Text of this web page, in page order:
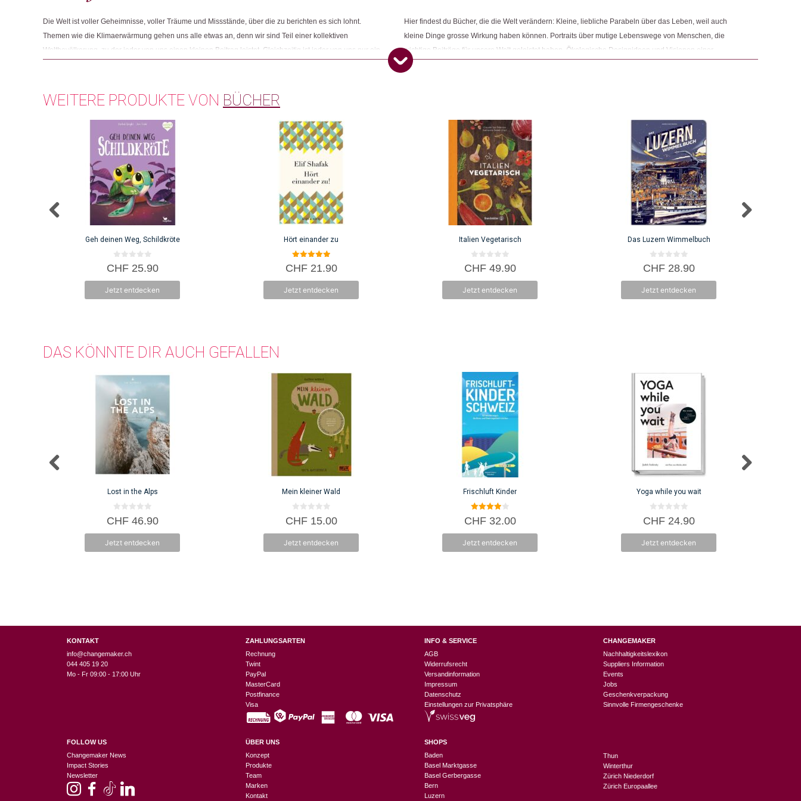
Weitere Produkte shoppen, die diesem Changemaker Kriterium entsprechen:
Dieses Produkt weiterempfehlen:
Die Welt ist voller Geheimnisse, voller Träume und Missstände, über die zu berichten es sich lohnt.
Themen wie die Klimaerwärmung gehen uns alle etwas an, denn wir sind Teil einer kollektiven
Weltbevölkerung, zu der jeder von uns einen kleinen Beitrag leistet. Gleichzeitig ist jeder von uns nur ein
Hier findest du Bücher, die die Welt verändern: Kleine, liebliche Parabeln über das Leben, weil auch
kleine Dinge grosse Wirkung haben können. Portraits über mutige Lebenswege von Menschen, die
wichtige Beiträge für unsere Welt geleistet haben. Ökologische Designideen und Visionen einer
grüneren Welt. Aber auch Kinderbücher, Rezeptbücher und aufschlussreiche Literatur, die dich
WEITERE PRODUKTE VON BÜCHER
Geh deinen Weg, Schildkröte
0
v
5
CHF25.90
Jetzt entdecken
Hört einander zu
5.00
von 5
CHF21.90
Jetzt entdecken
Italien Vegetarisch
0
v
5
CHF49.90
Jetzt entdecken
Das Luzern Wimmelbuch
0
v
5
CHF28.90
Jetzt entdecken
DAS KÖNNTE DIR AUCH GEFALLEN
Lost in the Alps
0
v
5
CHF46.90
Jetzt entdecken
Mein kleiner Wald
0
v
5
CHF15.00
Jetzt entdecken
Frischluft Kinder
4.00
von 5
CHF32.00
Jetzt entdecken
Yoga while you wait
0
v
5
CHF24.90
Jetzt entdecken
KONTAKT
info@changemaker.ch
044 405 19 20
Mo - Fr 09:00 - 17:00 Uhr
FOLLOW US
Changemaker News
Impact Stories
Newsletter
ZAHLUNGSARTEN
Rechnung
Twint
PayPal
MasterCard
Postfinance
Visa
ÜBER UNS
Konzept
Produkte
Team
Marken
Kontakt
INFO & SERVICE
AGB
Widerrufsrecht
Versandinformation
Impressum
Datenschutz
Einstellungen zur Privatsphäre
SHOPS
Baden
Basel Marktgasse
Basel Gerbergasse
Bern
Luzern
CHANGEMAKER
Nachhaltigkeitslexikon
Suppliers Information
Events
Jobs
Geschenkverpackung
Sinnvolle Firmengeschenke
Thun
Winterthur
Zürich Niederdorf
Zürich Europaallee